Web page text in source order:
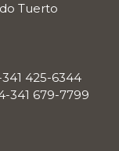
Tuerto
341 425-6344
341 679-7799